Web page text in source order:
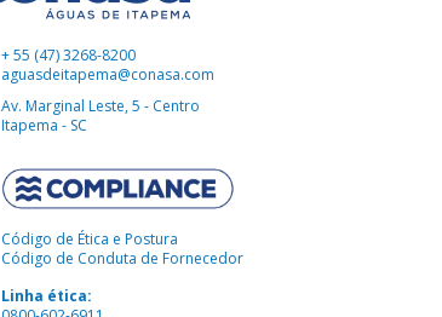
+ 55 (47) 3268-8200
aguasdeitapema@conasa.com
Av. Marginal Leste, 5 - Centro
Itapema - SC
Código de Ética e Postura
Código de Conduta de Fornecedor
Linha ética: